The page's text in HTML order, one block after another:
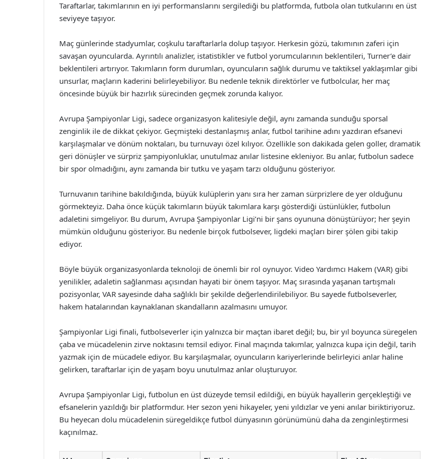
Taraftarlar, takımlarının en iyi performanslarını sergilediği bu platformda, futbola olan tutkularını en üst
seviyeye taşıyor.
Maç günlerinde stadyumlar, coşkulu taraftarlarla dolup taşıyor. Herkesin gözü, takımının zaferi için
savaşan oyuncularda. Ayrıntılı analizler, istatistikler ve futbol yorumcularının beklentileri, Turner’e dair
beklentileri artırıyor. Takımların form durumları, oyuncuların sağlık durumu ve taktiksel yaklaşımlar gibi
unsurlar, maçların kaderini belirleyebiliyor. Bu nedenle teknik direktörler ve futbolcular, her maç
öncesinde büyük bir hazırlık sürecinden geçmek zorunda kalıyor.
Avrupa Şampiyonlar Ligi, sadece organizasyon kalitesiyle değil, aynı zamanda sunduğu sporsal
zenginlik ile de dikkat çekiyor. Geçmişteki destanlaşmış anlar, futbol tarihine adını yazdıran efsanevi
karşılaşmalar ve dönüm noktaları, bu turnuvayı özel kılıyor. Özellikle son dakikada gelen goller, dramatik
geri dönüşler ve sürpriz şampiyonluklar, unutulmaz anılar listesine ekleniyor. Bu anlar, futbolun sadece
bir spor olmadığını, aynı zamanda bir tutku ve yaşam tarzı olduğunu gösteriyor.
Turnuvanın tarihine bakıldığında, büyük kulüplerin yanı sıra her zaman sürprizlere de yer olduğunu
görmekteyiz. Daha önce küçük takımların büyük takımlara karşı gösterdiği üstünlükler, futbolun
adaletini simgeliyor. Bu durum, Avrupa Şampiyonlar Ligi’ni bir şans oyununa dönüştürüyor; her şeyin
mümkün olduğunu gösteriyor. Bu nedenle birçok futbolsever, ligdeki maçları birer şölen gibi takip
ediyor.
Böyle büyük organizasyonlarda teknoloji de önemli bir rol oynuyor. Video Yardımcı Hakem (VAR) gibi
yenilikler, adaletin sağlanması açısından hayati bir önem taşıyor. Maç sırasında yaşanan tartışmalı
pozisyonlar, VAR sayesinde daha sağlıklı bir şekilde değerlendirilebiliyor. Bu sayede futbolseverler,
hakem hatalarından kaynaklanan skandalların azalmasını umuyor.
Şampiyonlar Ligi finali, futbolseverler için yalnızca bir maçtan ibaret değil; bu, bir yıl boyunca süregelen
çaba ve mücadelenin zirve noktasını temsil ediyor. Final maçında takımlar, yalnızca kupa için değil, tarih
yazmak için de mücadele ediyor. Bu karşılaşmalar, oyuncuların kariyerlerinde belirleyici anlar haline
gelirken, taraftarlar için de yaşam boyu unutulmaz anlar oluşturuyor.
Avrupa Şampiyonlar Ligi, futbolun en üst düzeyde temsil edildiği, en büyük hayallerin gerçekleştiği ve
efsanelerin yazıldığı bir platformdur. Her sezon yeni hikayeler, yeni yıldızlar ve yeni anılar biriktiriyoruz.
Bu heyecan dolu mücadelenin süregeldikçe futbol dünyasının görünümünü daha da zenginleştirmesi
kaçınılmaz.